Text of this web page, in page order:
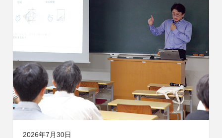
2026年7月30日